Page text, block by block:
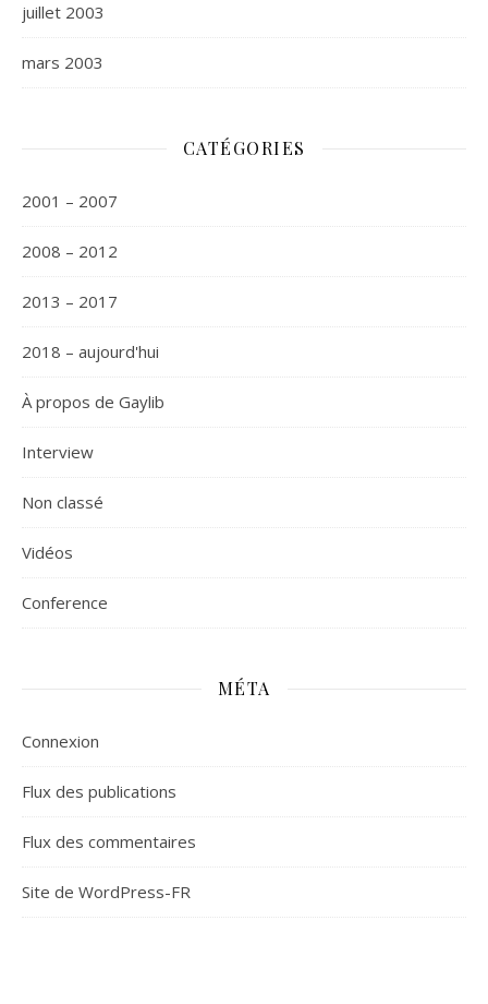
juillet 2003
mars 2003
CATÉGORIES
2001 – 2007
2008 – 2012
2013 – 2017
2018 – aujourd'hui
À propos de Gaylib
Interview
Non classé
Vidéos
Сonference
MÉTA
Connexion
Flux des publications
Flux des commentaires
Site de WordPress-FR